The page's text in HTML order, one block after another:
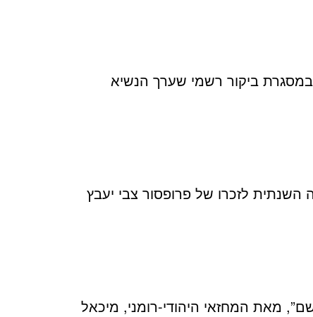
במסגרת ביקור רשמי שערך הנשיא
השנתית לזכרו של פרופסור צבי יעבץ
שם”, מאת המחזאי היהודי-רומני, מיכאל